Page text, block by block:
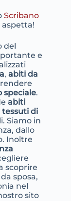
Scribano
aspetta!
del
e
, abiti da
speciale.
abiti
tessuti di
Siamo in
dallo
Inoltre
scoprire
sposa,
nel
sito